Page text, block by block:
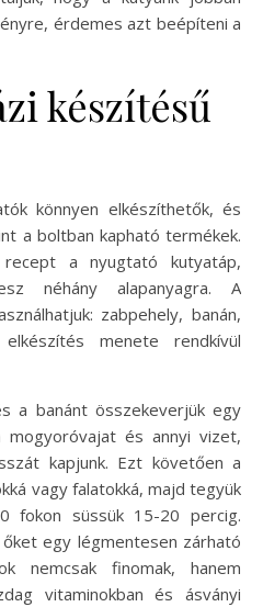
érdemes azt beépíteni a
készítésű
könnyen elkészíthetők, és
a boltban kapható termékek.
a nyugtató kutyatáp,
néhány alapanyagra. A
zabpehely, banán,
menete rendkívül
a banánt összekeverjük egy
mogyoróvajat és annyi vizet,
kapjunk. Ezt követően a
vagy falatokká, majd tegyük
fokon süssük 15-20 percig.
egy légmentesen zárható
nemcsak finomak, hanem
vitaminokban és ásványi